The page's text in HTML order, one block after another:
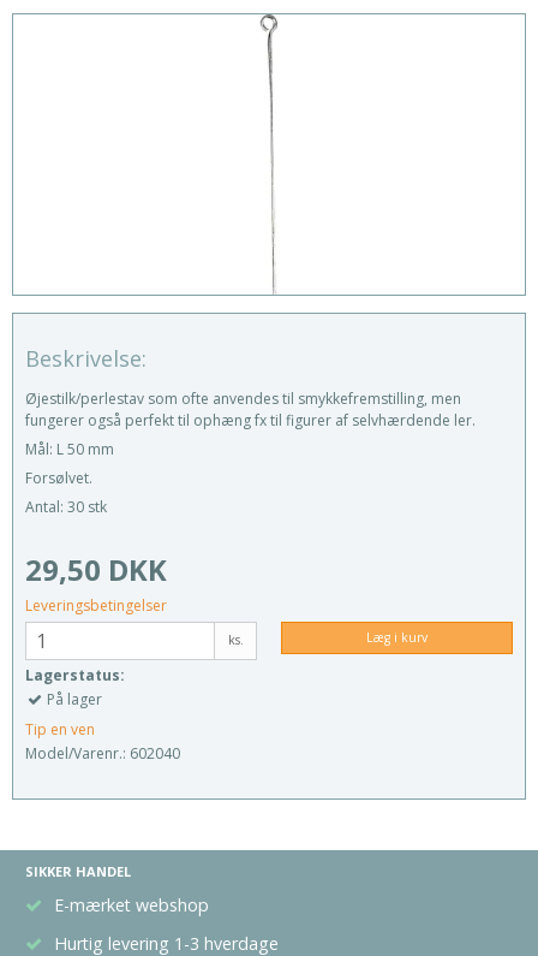
Beskrivelse:
Øjestilk/perlestav som ofte anvendes til smykkefremstilling, men
fungerer også perfekt til ophæng fx til figurer af selvhærdende ler.
Mål: L 50 mm
Forsølvet.
Antal: 30 stk
29,50 DKK
Leveringsbetingelser
ks. Læg i kurv
Lagerstatus:
På lager
Tip en ven
Model/Varenr.: 602040
SIKKER HANDEL
E-mærket webshop
Hurtig levering 1-3 hverdage